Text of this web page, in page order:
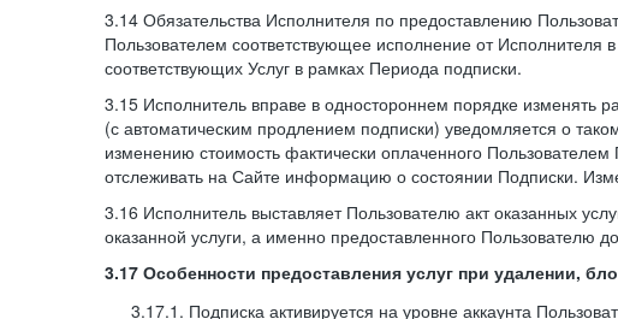
3.14 Обязательства Исполнителя по предоставлению
Пользователем соответствующее исполнение от Исполнителя
соответствующих Услуг в рамках Периода подписки.
3.15 Исполнитель вправе в одностороннем порядке изменять
(с автоматическим продлением подписки) уведомляется о
изменению стоимость фактически оплаченного
отслеживать на Сайте информацию о состоянии Подписки.
3.16 Исполнитель выставляет Пользователю акт оказанных
оказанной услуги, а именно предоставленного Пользователю
3.17 Особенности предоставления услуг при удалении,
3.17.1. Подписка активируется на уровне аккаунта